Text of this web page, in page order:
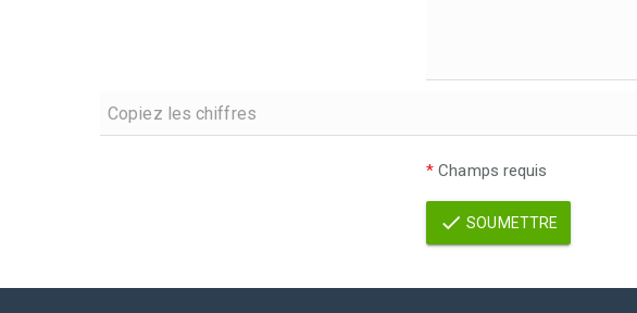
* Champs requis
SOUMETTRE